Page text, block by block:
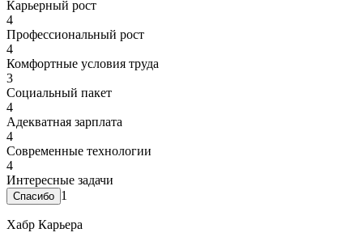
Карьерный рост
4
Профессиональный рост
4
Комфортные условия труда
3
Социальный пакет
4
Адекватная зарплата
4
Современные технологии
4
Интересные задачи
1
Хабр Карьера